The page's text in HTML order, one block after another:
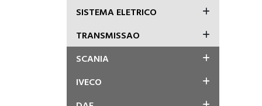
SISTEMA ELETRICO
TRANSMISSAO
SCANIA
IVECO